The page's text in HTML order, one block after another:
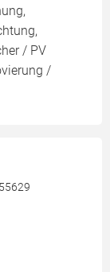
/ PV
/